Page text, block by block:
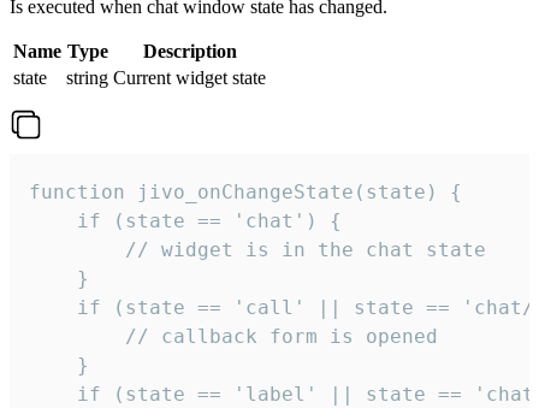
Is executed when chat window state has changed.
Name Type
Description
state
string Current widget state
function jivo_onChangeState(state) {
    if (state == 'chat') {
        // widget is in the chat state
    }
if (state == 'call' || state ==
        // callback form is opened
    }
if (state == 'label' || state ==